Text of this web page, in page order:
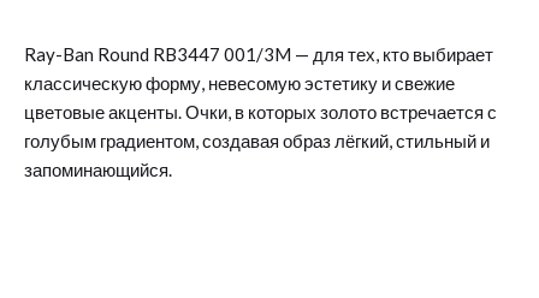
Ray-Ban Round RB3447 001/3M — для тех, кто выбирает
классическую форму, невесомую эстетику и свежие
цветовые акценты. Очки, в которых золото встречается с
голубым градиентом, создавая образ лёгкий, стильный и
запоминающийся.